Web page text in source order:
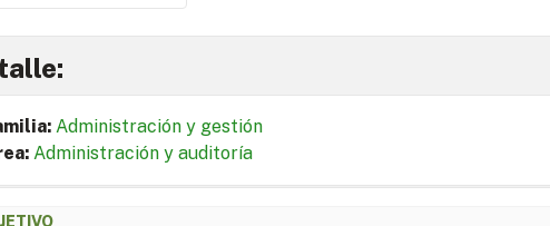
Administración y gestión
Administración y auditoría